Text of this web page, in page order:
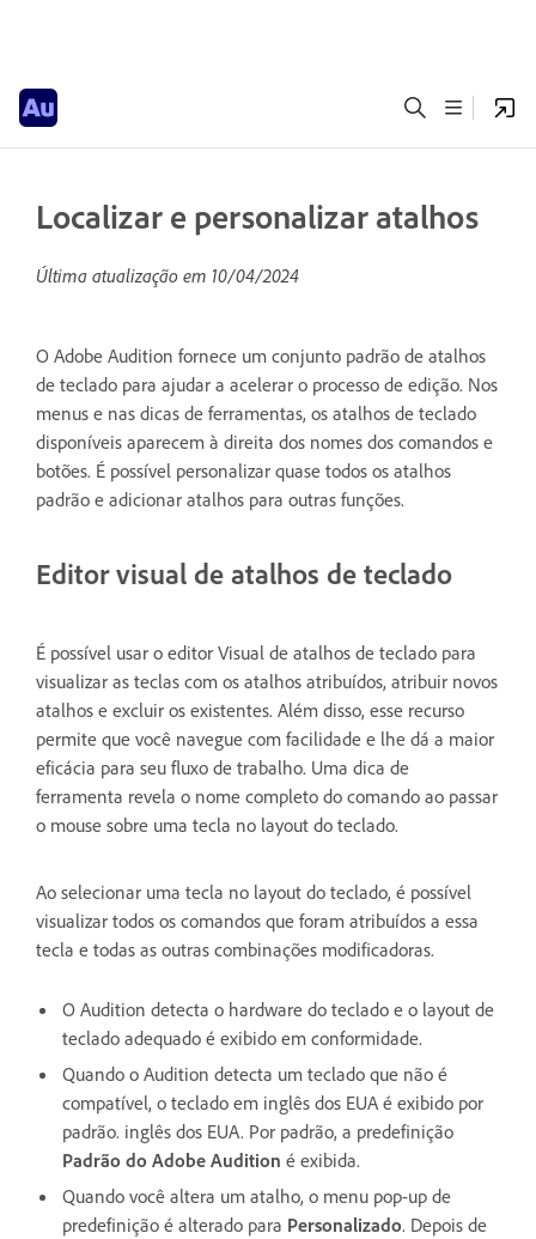
Localizar e personalizar atalhos
Última atualização em 10/04/2024
O Adobe Audition fornece um conjunto padrão de atalhos
de teclado para ajudar a acelerar o processo de edição. Nos
menus e nas dicas de ferramentas, os atalhos de teclado
disponíveis aparecem à direita dos nomes dos comandos e
botões. É possível personalizar quase todos os atalhos
padrão e adicionar atalhos para outras funções.
Editor visual de atalhos de teclado
É possível usar o editor Visual de atalhos de teclado para
visualizar as teclas com os atalhos atribuídos, atribuir novos
atalhos e excluir os existentes. Além disso, esse recurso
permite que você navegue com facilidade e lhe dá a maior
eficácia para seu fluxo de trabalho. Uma dica de
ferramenta revela o nome completo do comando ao passar
o mouse sobre uma tecla no layout do teclado.
Ao selecionar uma tecla no layout do teclado, é possível
visualizar todos os comandos que foram atribuídos a essa
tecla e todas as outras combinações modificadoras.
O Audition detecta o hardware do teclado e o layout de
teclado adequado é exibido em conformidade.
Quando o Audition detecta um teclado que não é
compatível, o teclado em inglês dos EUA é exibido por
padrão. inglês dos EUA. Por padrão, a predefinição
Padrão do Adobe Audition é exibida.
Quando você altera um atalho, o menu pop-up de
predefinição é alterado para Personalizado. Depois de